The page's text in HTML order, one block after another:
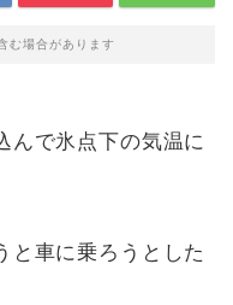
む場合があります
んで氷点下の気温に
と車に乗ろうとした